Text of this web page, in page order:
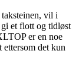
vil i
et flott og tidløst
er en noe
det kun